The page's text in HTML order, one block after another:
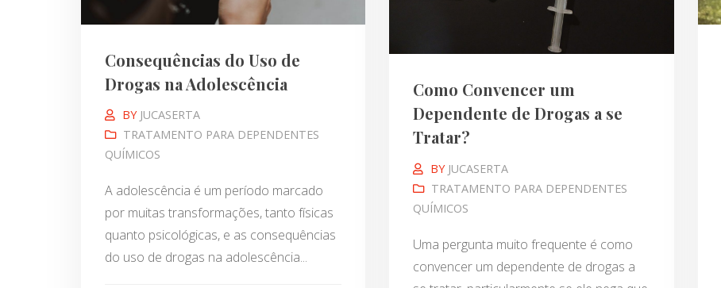
Consequências do Uso de
Drogas na Adolescência
BY JUCASERTA
TRATAMENTO PARA DEPENDENTES
QUÍMICOS
A adolescência é um período marcado
por muitas transformações, tanto físicas
quanto psicológicas, e as consequências
do uso de drogas na adolescência...
Como Convencer um
Dependente de Drogas a se
Tratar?
BY JUCASERTA
TRATAMENTO PARA DEPENDENTES
QUÍMICOS
Uma pergunta muito frequente é como
convencer um dependente de drogas a